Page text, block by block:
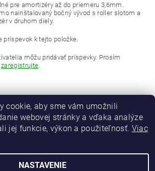
pre amortizéry až do priemeru 3,6mm.
nainštalovaný bočný vývod s roller slotom a
v druhom diely.
príspevok k tejto položke.
môžu pridávať príspevky. Prosím
zaregistrujte.
cookie, aby sme vám umožnili
webovej stránky a vďaka analýze
jej funkcie, výkon a použiteľnosť. Viac
NASTAVENIE